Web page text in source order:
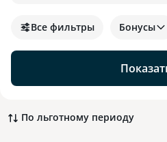
Все фильтры Бонусы
По льготному периоду